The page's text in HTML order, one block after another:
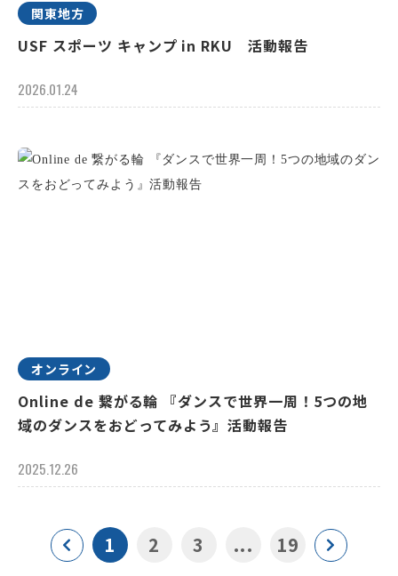
関東地方
USF スポーツ キャンプ in RKU 活動報告
2026.01.24
オンライン
Online de 繋がる輪 『ダンスで世界一周！5つの地
域のダンスをおどってみよう』活動報告
2025.12.26
1 2 3 ... 19